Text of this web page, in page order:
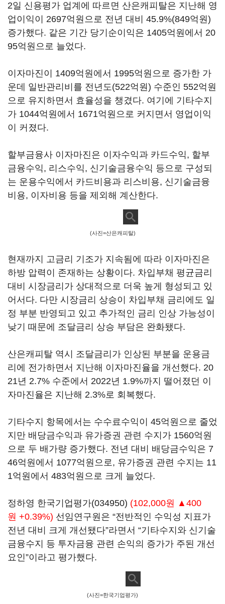
2일 신용평가 업계에 따르면 산은캐피탈은 지난해 영
업이익이 2697억원으로 전년 대비 45.9%(849억원)
증가했다. 같은 기간 당기순이익은 1405억원에서 20
95억원으로 늘었다.
이자마진이 1409억원에서 1995억원으로 증가한 가
운데 일반관리비를 전년도(522억원) 수준인 552억원
으로 유지하면서 효율성을 챙겼다. 여기에 기타수지
가 1044억원에서 1671억원으로 커지면서 영업이익
이 커졌다.
할부금융사 이자마진은 이자수익과 카드수익, 할부
금융수익, 리스수익, 신기술금융수익 등으로 구성되
는 운용수익에서 카드비용과 리스비용, 신기술금융
비용, 이자비용 등을 제외해 계산한다.
(사진=산은캐피탈)
현재까지 고금리 기조가 지속됨에 따라 이자마진은
하방 압력이 존재하는 상황이다. 차입부채 평균금리
대비 시장금리가 상대적으로 더욱 높게 형성되고 있
어서다. 다만 시장금리 상승이 차입부채 금리에도 일
정 부분 반영되고 있고 추가적인 금리 인상 가능성이
낮기 때문에 조달금리 상승 부담은 완화됐다.
산은캐피탈 역시 조달금리가 인상된 부분을 운용금
리에 전가하면서 지난해 이자마진율을 개선했다. 20
21년 2.7% 수준에서 2022년 1.9%까지 떨어졌던 이
자마진율은 지난해 2.3%로 회복했다.
기타수지 항목에서는 수수료수익이 45억원으로 줄었
지만 배당금수익과 유가증권 관련 수지가 1560억원
으로 두 배가량 증가했다. 전년 대비 배당금수익은 7
46억원에서 1077억원으로, 유가증권 관련 수지는 11
1억원에서 483억원으로 크게 늘었다.
정하영 한국기업평가(034950) (102,000원 ▲400
원 +0.39%) 선임연구원은 “전반적인 수익성 지표가
전년 대비 크게 개선됐다”라면서 “기타수지와 신기술
금융수지 등 투자금융 관련 손익의 증가가 주된 개선
요인”이라고 평가했다.
(사진=한국기업평가)